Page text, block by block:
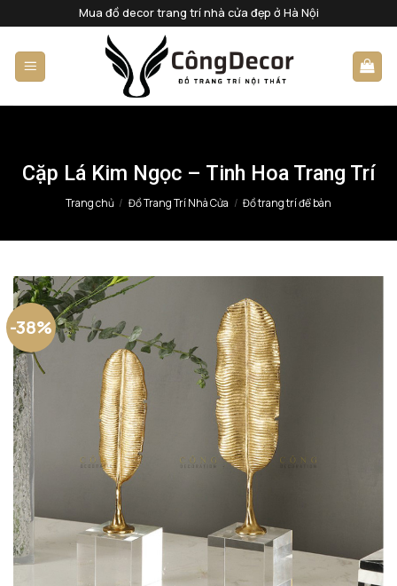
qua
nội
dung
Mua đồ decor trang trí nhà cửa đẹp ở Hà Nội
Cặp Lá Kim Ngọc – Tinh Hoa Trang Trí
Trang chủ / Đồ Trang Trí Nhà Cửa / Đồ trang trí để bàn
-38%